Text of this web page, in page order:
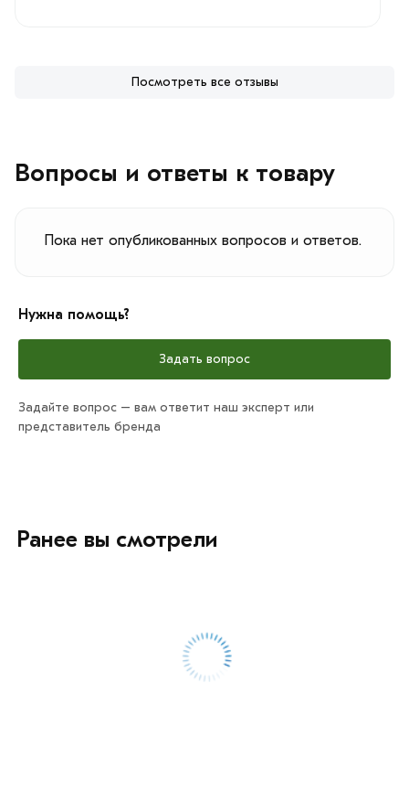
Посмотреть все отзывы
Вопросы и ответы к товару
Пока нет опубликованных вопросов и ответов.
Нужна помощь?
Задать вопрос
Задайте вопрос – вам ответит наш эксперт или
представитель бренда
Ранее вы смотрели